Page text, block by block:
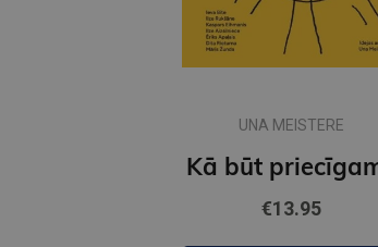
UNA MEISTERE
Kā būt
€13.95